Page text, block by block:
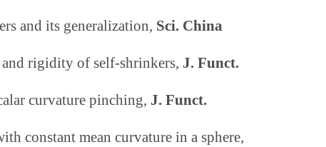
and its generalization, Sci. China
rigidity of self-shrinkers, J. Funct.
curvature pinching, J. Funct.
constant mean curvature in a sphere,